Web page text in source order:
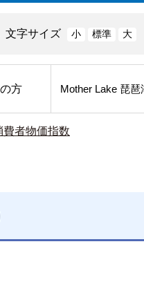
文字サイズ 小 標準 大
方 Mother Lake 琵琶
費者物価指数